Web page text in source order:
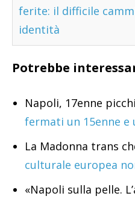
ferite: il difficile
identità
Potrebbe
Napoli, 17enne
fermati un 15enne e
La Madonna trans
culturale europea
«Napoli sulla pelle.